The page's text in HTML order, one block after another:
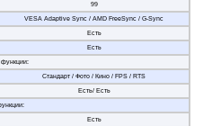
99
VESA Adaptive Sync / AMD FreeSync / G-Sync
Есть
Есть
функции:
Стандарт / Фото / Кино / FPS / RTS
Есть/ Есть
Есть